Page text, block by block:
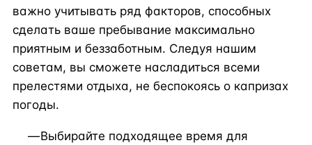
важно учитывать ряд факторов, способных
сделать ваше пребывание максимально
приятным и беззаботным. Следуя нашим
советам, вы сможете насладиться всеми
прелестями отдыха, не беспокоясь о капризах
погоды.
Выбирайте подходящее время для